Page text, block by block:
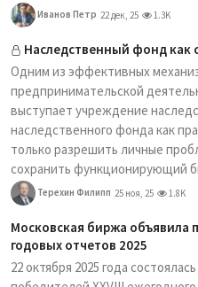
Иванов Петр 22 дек, 25 1.3K
Наследственный фонд как
Одним из эффективных
предпринимательской
выступает учреждение
наследственного фонда как
только разрешить личные
сохранить функционирующий
Терехин Филипп 25 ноя, 25 1.8K
Московская биржа объявила
годовых отчетов 2025
22 октября 2025 года